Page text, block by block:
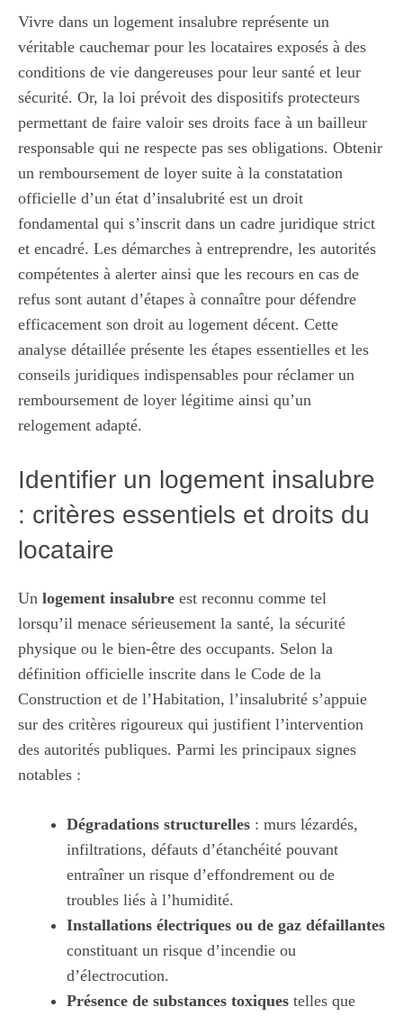
Vivre dans un logement insalubre représente un
véritable cauchemar pour les locataires exposés à des
conditions de vie dangereuses pour leur santé et leur
sécurité. Or, la loi prévoit des dispositifs protecteurs
permettant de faire valoir ses droits face à un bailleur
responsable qui ne respecte pas ses obligations. Obtenir
un remboursement de loyer suite à la constatation
officielle d’un état d’insalubrité est un droit
fondamental qui s’inscrit dans un cadre juridique strict
et encadré. Les démarches à entreprendre, les autorités
compétentes à alerter ainsi que les recours en cas de
refus sont autant d’étapes à connaître pour défendre
efficacement son droit au logement décent. Cette
analyse détaillée présente les étapes essentielles et les
conseils juridiques indispensables pour réclamer un
remboursement de loyer légitime ainsi qu’un
relogement adapté.
Identifier un logement insalubre
: critères essentiels et droits du
locataire
Un logement insalubre est reconnu comme tel
lorsqu’il menace sérieusement la santé, la sécurité
physique ou le bien-être des occupants. Selon la
définition officielle inscrite dans le Code de la
Construction et de l’Habitation, l’insalubrité s’appuie
sur des critères rigoureux qui justifient l’intervention
des autorités publiques. Parmi les principaux signes
notables :
Dégradations structurelles : murs lézardés,
infiltrations, défauts d’étanchéité pouvant
entraîner un risque d’effondrement ou de
troubles liés à l’humidité.
Installations électriques ou de gaz défaillantes
constituant un risque d’incendie ou
d’électrocution.
Présence de substances toxiques telles que